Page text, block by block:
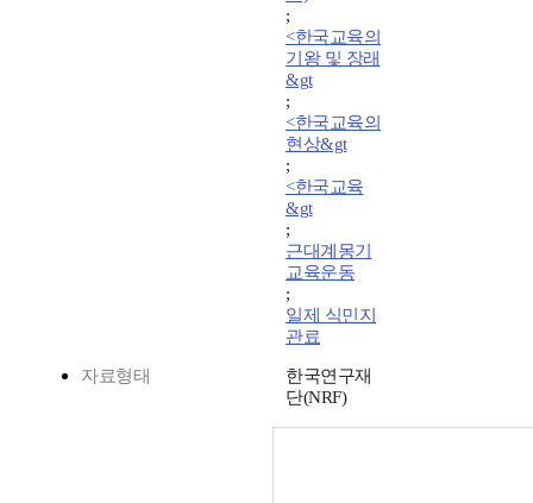
;
<한국교육의
기왕 및 장래
&gt
;
<한국교육의
현상&gt
;
<한국교육
&gt
;
근대계몽기
교육운동
;
일제 식민지
관료
자료형태
한국연구재
단(NRF)